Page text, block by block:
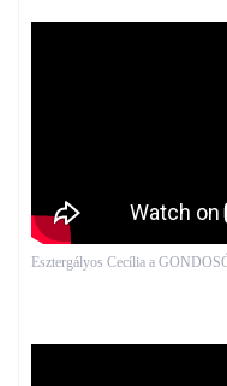
Esztergályos Cecília a